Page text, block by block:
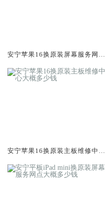
安宁苹果16换原装屏幕服务网点
安宁苹果16换原装主板维修中心